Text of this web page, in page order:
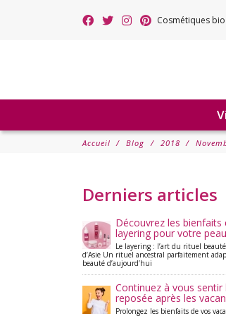
Cosmétiques
Accueil Blog 2018
Derniers articles
Découvrez les bienfaits
layering pour votre peau
Le layering : l’art du rituel
d’Asie Un rituel ancestral parfaitement
beauté d’aujourd’hui
Continuez à vous sentir
reposée après les
Prolongez les bienfaits de vos